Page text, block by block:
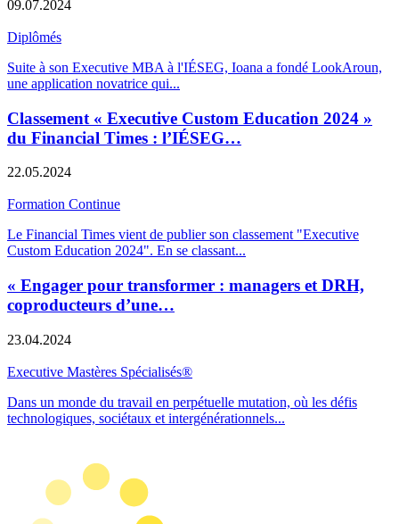
09.07.2024
Diplômés
Suite à son Executive MBA à l'IÉSEG, Ioana a fondé LookAroun,
une application novatrice qui...
Classement « Executive Custom Education 2024 »
du Financial Times : l’IÉSEG…
22.05.2024
Formation Continue
Le Financial Times vient de publier son classement "Executive
Custom Education 2024". En se classant...
« Engager pour transformer : managers et DRH,
coproducteurs d’une…
23.04.2024
Executive Mastères Spécialisés®
Dans un monde du travail en perpétuelle mutation, où les défis
technologiques, sociétaux et intergénérationnels...